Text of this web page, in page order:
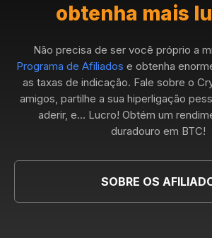
obtenha mais
Não precisa de ser você próprio a
Programa de Afiliados e obtenha
as taxas de indicação. Fale sobre o
amigos, partilhe a sua hiperligação
aderir, e... Lucro! Obtém um
duradouro em BTC!
SOBRE OS